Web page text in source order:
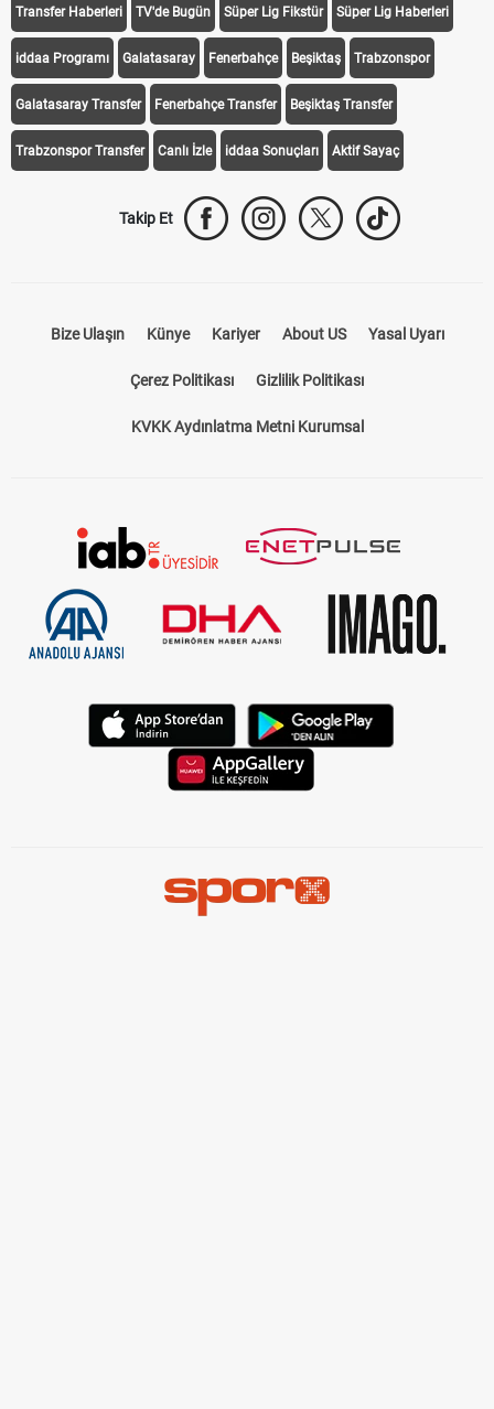
Transfer Haberleri TV'de Bugün Süper Lig Fikstür Süper Lig Haberleri
iddaa Programı Galatasaray Fenerbahçe Beşiktaş Trabzonspor
Galatasaray Transfer Fenerbahçe Transfer Beşiktaş Transfer
Trabzonspor Transfer Canlı İzle iddaa Sonuçları Aktif Sayaç
Takip Et
Bize Ulaşın Künye Kariyer About US Yasal Uyarı
Çerez Politikası Gizlilik Politikası
KVKK Aydınlatma Metni Kurumsal